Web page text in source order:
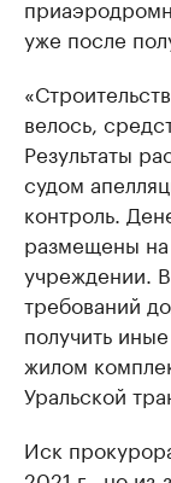
уже после
велось,
Результаты
судом
контроль.
размещены на
учреждении.
требований
получить
жилом
Уральской
Иск